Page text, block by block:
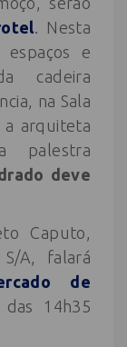
. Nesta
e
cadeira
na Sala
a arquiteta
palestra
deve
Caputo,
A, falará
de
14h35